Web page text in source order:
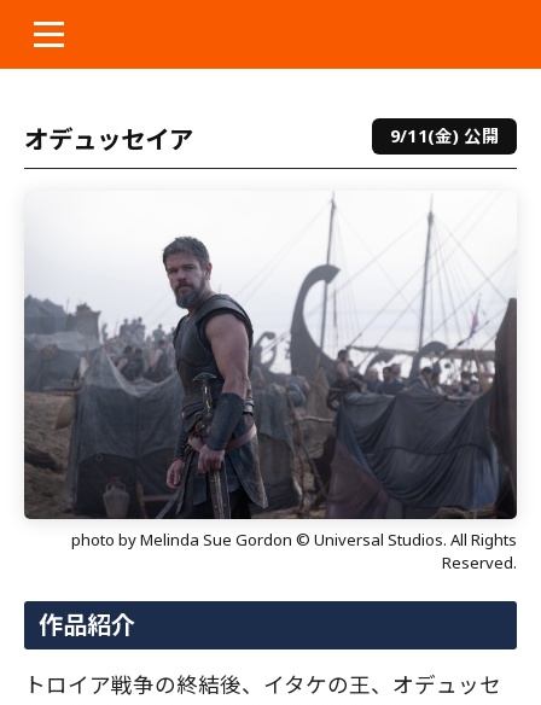
へ
オデュッセイア 9/11(金) 公開
photo by Melinda Sue Gordon © Universal Studios. All Rights
Reserved.
作品紹介
トロイア戦争の終結後、イタケの王、オデュッセ